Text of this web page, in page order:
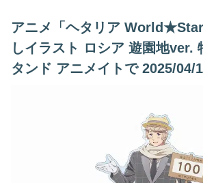
アニメ「ヘタリア
しイラスト ロシア 遊園地ver.
タンド アニメイトで 2025/04/